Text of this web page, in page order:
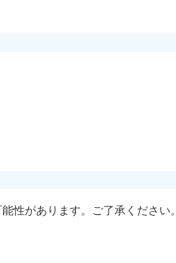
性があります。ご了承ください。